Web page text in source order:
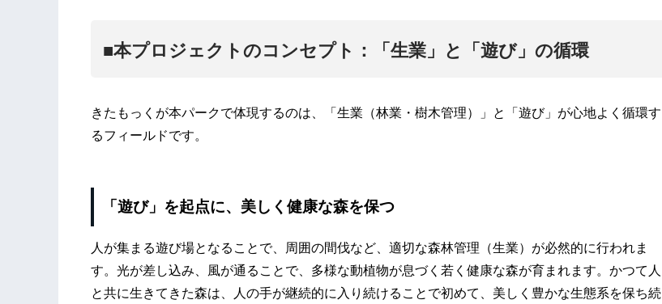
■本プロジェクトのコンセプト：「生業」と「遊び」の循環
きたもっくが本パークで体現するのは、「生業（林業・樹木管理）」と「遊び」が心地よく循環す
るフィールドです。
「遊び」を起点に、美しく健康な森を保つ
人が集まる遊び場となることで、周囲の間伐など、適切な森林管理（生業）が必然的に行われま
す。光が差し込み、風が通ることで、多様な動植物が息づく若く健康な森が育まれます。かつて人
と共に生きてきた森は、人の手が継続的に入り続けることで初めて、美しく豊かな生態系を保ち続